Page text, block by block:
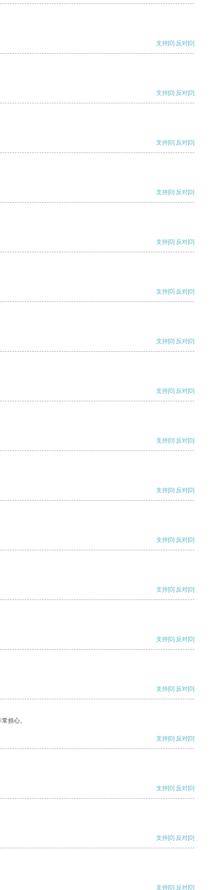
支持[0] 反对[0]
支持[0] 反对[0]
支持[0] 反对[0]
支持[0] 反对[0]
支持[0] 反对[0]
支持[0] 反对[0]
支持[0] 反对[0]
支持[0] 反对[0]
支持[0] 反对[0]
支持[0] 反对[0]
支持[0] 反对[0]
支持[0] 反对[0]
支持[0] 反对[0]
支持[0] 反对[0]
担心。
支持[0] 反对[0]
支持[0] 反对[0]
支持[0] 反对[0]
支持[0] 反对[0]